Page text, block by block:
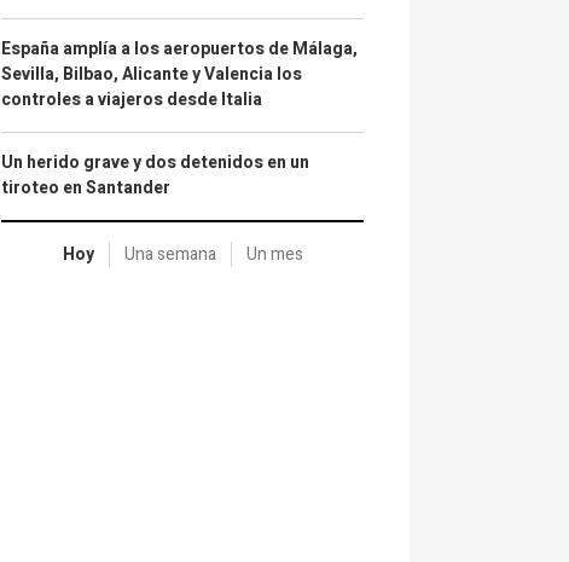
España amplía a los aeropuertos de Málaga,
Sevilla, Bilbao, Alicante y Valencia los
controles a viajeros desde Italia
Un herido grave y dos detenidos en un
tiroteo en Santander
Hoy Una semana Un mes